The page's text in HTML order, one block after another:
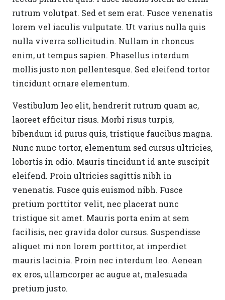
rutrum volutpat. Sed et sem erat. Fusce venenatis
lorem vel iaculis vulputate. Ut varius nulla quis
nulla viverra sollicitudin. Nullam in rhoncus
enim, ut tempus sapien. Phasellus interdum
mollis justo non pellentesque. Sed eleifend tortor
tincidunt ornare elementum.
Vestibulum leo elit, hendrerit rutrum quam ac,
laoreet efficitur risus. Morbi risus turpis,
bibendum id purus quis, tristique faucibus magna.
Nunc nunc tortor, elementum sed cursus ultricies,
lobortis in odio. Mauris tincidunt id ante suscipit
eleifend. Proin ultricies sagittis nibh in
venenatis. Fusce quis euismod nibh. Fusce
pretium porttitor velit, nec placerat nunc
tristique sit amet. Mauris porta enim at sem
facilisis, nec gravida dolor cursus. Suspendisse
aliquet mi non lorem porttitor, at imperdiet
mauris lacinia. Proin nec interdum leo. Aenean
ex eros, ullamcorper ac augue at, malesuada
pretium justo.